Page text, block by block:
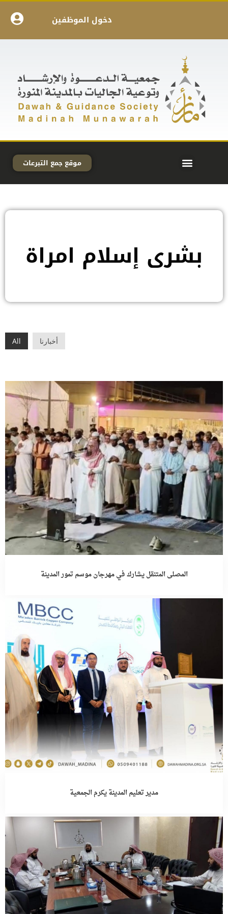
دخول الموظفين
موقع جمع التبرعات
بشرى إسلام امراة
All أخبارنا
المصلى المتنقل يشارك في مهرجان موسم تمور المدينة
مدير تعليم المدينة يكرم الجمعية